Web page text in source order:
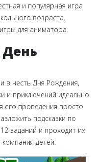
и популярная игра
возраста.
для аниматора.
День
в честь Дня Рождения,
и приключений идеально
его проведения просто
подсказки по
заданий и проходит их
детей.